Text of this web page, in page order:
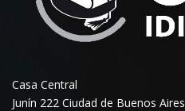
Casa Central
Junín 222 Ciudad de Buenos Aires